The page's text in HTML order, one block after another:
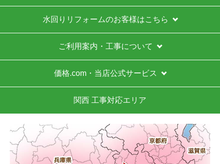
水回りリフォームのお客様はこちら
ご利用案内・工事について
価格.com・当店公式サービス
関西 工事対応エリア